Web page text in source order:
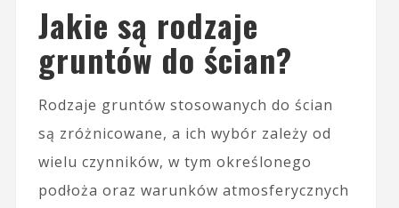
Jakie są rodzaje
gruntów do ścian?
Rodzaje gruntów stosowanych do ścian
są zróżnicowane, a ich wybór zależy od
wielu czynników, w tym określonego
podłoża oraz warunków atmosferycznych